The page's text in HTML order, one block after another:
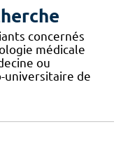
concernés
médicale
ou
universitaire de